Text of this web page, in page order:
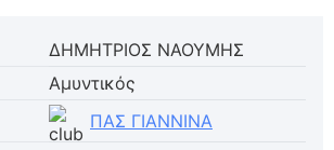
ΔΗΜΗΤΡΙΟΣ ΝΑΟΥΜΗΣ
Αμυντικός
ΠΑΣ ΓΙΑΝΝΙΝΑ